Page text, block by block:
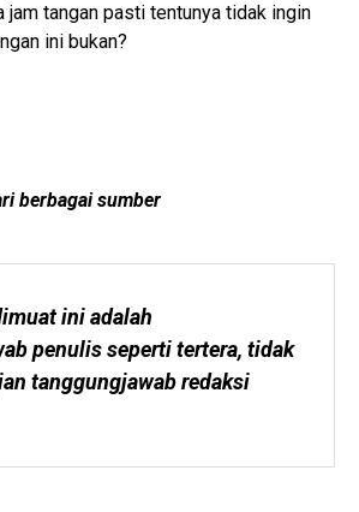
jam tangan pasti tentunya tidak ingin
ini bukan?
berbagai sumber
ini adalah
penulis seperti tertera, tidak